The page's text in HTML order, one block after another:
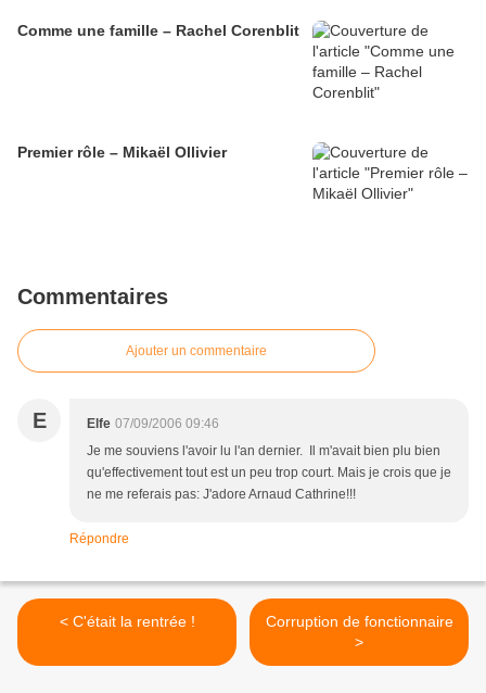
Comme une famille – Rachel Corenblit
Premier rôle – Mikaël Ollivier
Commentaires
Ajouter un commentaire
E Elfe 07/09/2006 09:46
Je me souviens l'avoir lu l'an dernier. Il m'avait bien plu bien
qu'effectivement tout est un peu trop court. Mais je crois que je
ne me referais pas: J'adore Arnaud Cathrine!!!
Répondre
< C'était la rentrée !
Corruption de fonctionnaire
>